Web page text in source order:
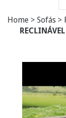
Home > Sofás >